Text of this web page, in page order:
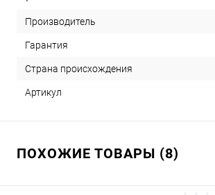
Производитель
Гарантия
Страна происхождения
Артикул
ПОХОЖИЕ ТОВАРЫ (8)